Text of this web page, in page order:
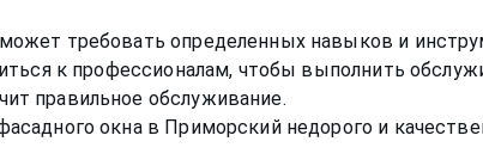
требовать определенных навыков и
к профессионалам, чтобы выполнить
правильное обслуживание.